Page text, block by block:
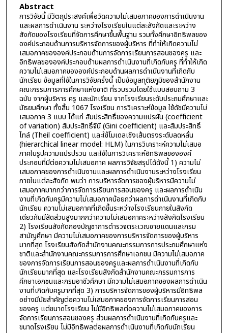
Abstract
การวิจัยนี้ มีวัตถุประสงค์เพื่อวัดความไม่เสมอภาคของการดำเนินงาน
และผลการดำเนินงาน ระหว่างโรงเรียนในแต่ละสังกัดและระหว่าง
สังกัดของโรงเรียนที่จัดการศึกษาขึ้นพื้นฐาน รวมทั้งศึกษาอิทธิพลของ
องค์ประกอบด้านการบริหารจัดการของผู้บริหาร ที่ทำให้เกิดความไม่
เสมอภาคขององค์ประกอบด้านการจัดการเรียนการสอนของครู และ
อิทธิพลขององค์ประกอบด้านผลการดำเนินงานที่เกิดกับครู ที่ทำให้เกิด
ความไม่เสมอภาคขององค์ประกอบด้านผลการดำเนินงานที่เกิดกับ
นักเรียน ข้อมูลที่ใช้ในการวิจัยครั้งนี้ เป็นข้อมูลทุติยภูมิของสำนักงาน
คณะกรรมการการศึกษาแห่งชาติ ที่รวบรวมโดยใช้แบบสอบถาม 3
ฉบับ จากผู้บริหาร ครู และนักเรียน จากโรงเรียนระดับประถมศึกษาและ
มัธยมศึกษา ทั้งสิ้น 1067 โรงเรียน การวิเคราะห์ข้อมูล ใช้ดัชนีความไม่
เสมอภาค 3 แบบ ได้แก่ สัมประสิทธิ์ของความแปรผัน (coefficient
of variation) สัมประสิทธิ์จินี (Gini coefficient) และสัมประสิทธิ์
ไทล์ (Theil coefficient) และใช้โมเดลเชิงเส้นตรงระดับลดหลั่น
(hierarchical linear model: HLM) ในการวิเคราะห์ความไม่เสมอ
ภาคในรูปความแปรปรวน และใช้ในการวิเคราะห์อิทธิพลขององค์
ประกอบที่มีต่อความไม่เสมอภาค ผลการวิจัยสรุปได้ดังนี้ 1) ความไม่
เสมอภาคของการดำเนินงานและผลการดำเนินงานระหว่างโรงเรียน
ภายในแต่ละสังกัด พบว่า การบริหารจัดการของผู้บริหารมีความไม่
เสมอภาคมากกว่าการจัดการเรียนการสอนของครู และผลการดำเนิน
งานที่เกิดกับครูมีความไม่เสมอภาคน้อยกว่าผลการดำเนินงานที่เกิดกับ
นักเรียน ความไม่เสมอภาคที่เกิดขึ้นระหว่างโรงเรียนภายในสังกัด
เดียวกันมีสัดส่วนสูงมากกว่าความไม่เสมอภาคระหว่างสังกัดโรงเรียน
2) โรงเรียนสังกัดกองบัญชาการตำรวจตระเวณชายแดนและกรม
สามัญศึกษา มีความไม่เสมอภาคของการบริหารจัดการของผู้บริหาร
มากที่สุด โรงเรียนสังกัดสำนักงานคณะกรรมการการประถมศึกษาแห่ง
ชาติและสำนักงานคณะกรรมการการศึกษาเอกชน มีความไม่เสมอภาค
ของการจัดการเรียนการสอนของครูและผลการดำเนินงานที่เกิดกับ
นักเรียนมากที่สุด และโรงเรียนสังกัดสำนักงานคณะกรรมการการ
ศึกษาเอกชนและกรมอาชีวศึกษา มีความไม่เสมอภาคของผลการดำเนิน
งานที่เกิดกับครูมากที่สุด 3) การบริหารจัดการของผู้บริหารมีอิทธิพล
อย่างมีนัยสำคัญต่อความไม่เสมอภาคของการจัดการเรียนการสอน
ของครู แต่ขนาดโรงเรียน ไม่มีอิทธิพลต่อความไม่เสมอภาคของการ
จัดการเรียนการสอนของครู ส่วนผลการดำเนินงานที่เกิดกับครูและ
ขนาดโรงเรียน ไม่มีอิทธิพลต่อผลการดำเนินงานที่เกิดกับนักเรียน